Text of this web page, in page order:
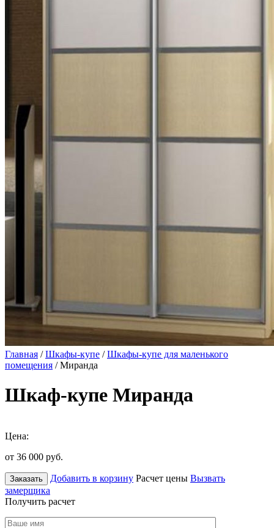
Главная /Шкафы-купе /Шкафы-купе для маленького
помещения / Миранда
Шкаф-купе Миранда
Цена:
от 36 000 руб.
Заказать Добавить в корзину Расчет цены Вызвать
замерщика
Получить расчет